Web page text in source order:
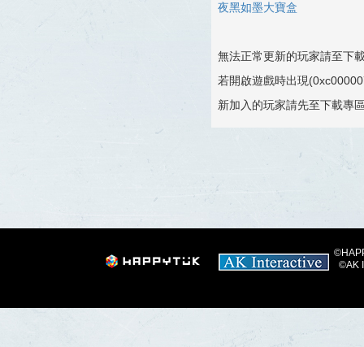
夜黑如墨大寶盒
無法正常更新的玩家請至下
若開啟遊戲時出現
新加入的玩家請先至下載專
©AK